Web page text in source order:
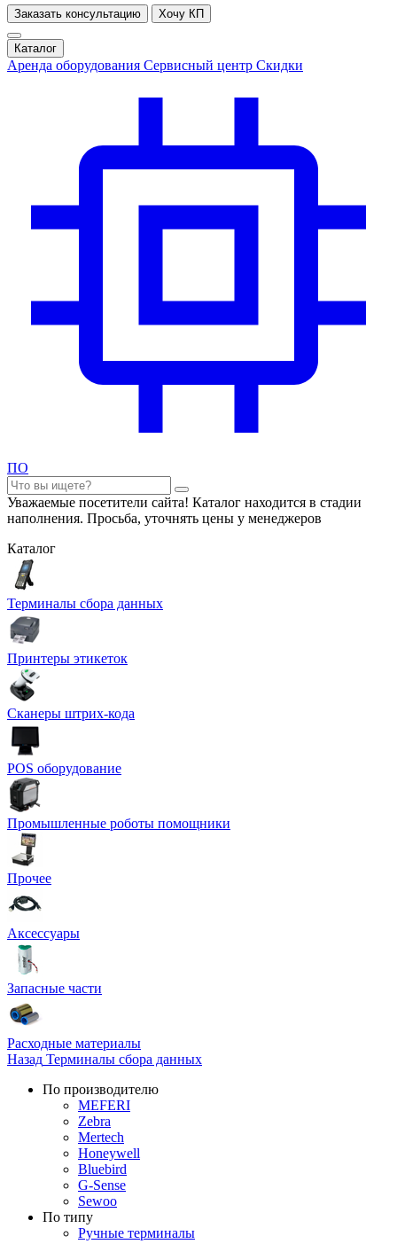
Заказать консультацию Хочу КП
Каталог
Аренда оборудования Сервисный центр Скидки
ПО
Уважаемые посетители сайта! Каталог находится в стадии
наполнения. Просьба, уточнять цены у менеджеров
Каталог
Терминалы сбора данных
Принтеры этикеток
Сканеры штрих-кода
POS оборудование
Промышленные роботы помощники
Прочее
Аксессуары
Запасные части
Расходные материалы
Назад Терминалы сбора данных
По производителю
MEFERI
Zebra
Mertech
Honeywell
Bluebird
G-Sense
Sewoo
По типу
Ручные терминалы